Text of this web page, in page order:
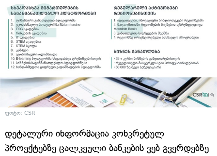
ფოტო: CSR
დეტალური ინფორმაცია კონკრეტულ
პროექტებზე ცალკეული ბანკების ვებ გვერდებზე